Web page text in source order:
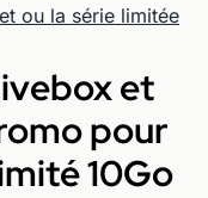
ou la série limitée
et
pour
10Go